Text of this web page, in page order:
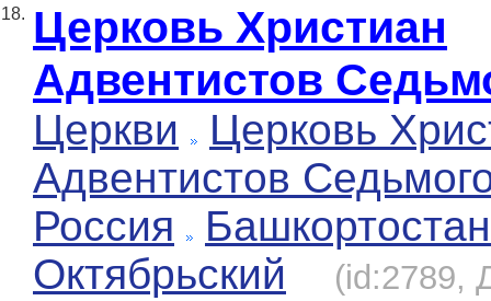
18. Церковь Христиан
Адвентистов
Церкви
Церковь
Адвентистов
Россия
Башкортостан
Октябрьский
(id:2789,